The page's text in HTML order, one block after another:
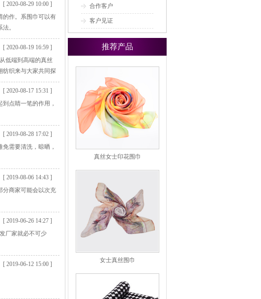
[ 2020-08-29 10:00 ]
的作。系围巾可以有
。
[ 2020-08-19 16:59 ]
低端到高端的真丝
纺织来与大家共同探
[ 2020-08-17 15:31 ]
点睛一笔的作用，
[ 2019-08-28 17:02 ]
需要清洗，晾晒，
[ 2019-08-06 14:43 ]
分商家可能会以次充
[ 2019-06-26 14:27 ]
厂家就必不可少
[ 2019-06-12 15:00 ]
合作客户
客户见证
推荐产品
真丝女士印花围巾
女士真丝围巾